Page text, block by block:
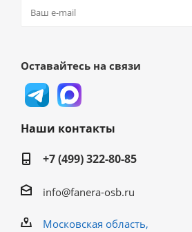
Оставайтесь на связи
Наши контакты
+7 (499) 322-80-85
info@fanera-osb.ru
Московская область,